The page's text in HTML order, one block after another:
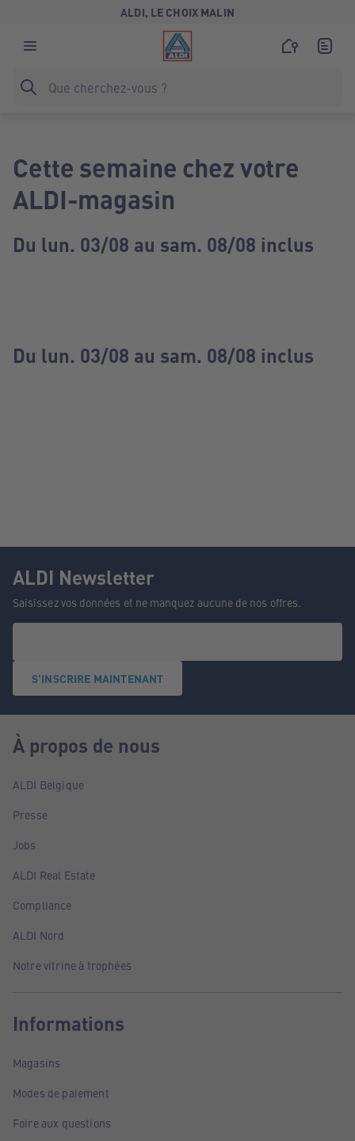
ALDI, LE CHOIX MALIN
Cette semaine chez votre
ALDI-magasin
Du lun. 03/08 au sam. 08/08 inclus
Du lun. 03/08 au sam. 08/08 inclus
ALDI Newsletter
Saisissez vos données et ne manquez aucune de nos offres.
S'INSCRIRE MAINTENANT
À propos de nous
ALDI Belgique
Presse
Jobs
ALDI Real Estate
Compliance
ALDI Nord
Notre vitrine à trophées
Informations
Magasins
Modes de paiement
Foire aux questions